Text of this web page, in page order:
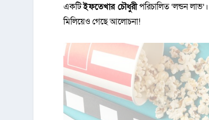
একটিইফতেখার চৌধুরীপরিচালিত ‘লন্ডন
মিলিয়েও গেছে আলোচনা!